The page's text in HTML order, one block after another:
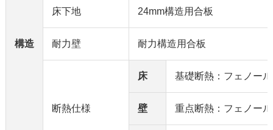
構造
床下地 24mm構造用合板
耐力壁 耐力構造用合板
断熱仕様
床 基礎断熱：フェノー
壁 重点断熱：フェノー